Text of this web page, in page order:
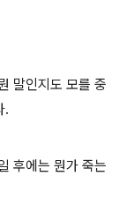
말인지도 모를 중
.
후에는 뭔가 죽는